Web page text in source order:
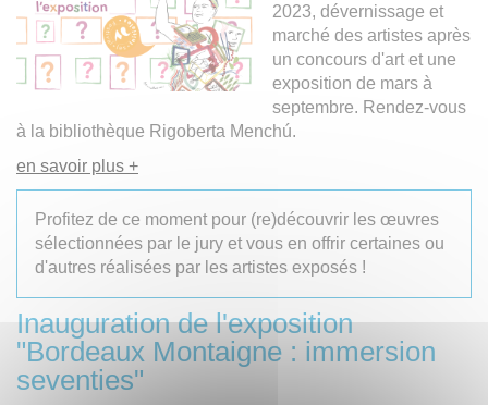
2023, dévernissage et
marché des artistes après
un concours d'art et une
exposition de mars à
septembre. Rendez-vous
à la bibliothèque Rigoberta Menchú.
en savoir plus +
Profitez de ce moment pour (re)découvrir les œuvres
sélectionnées par le jury et vous en offrir certaines ou
d'autres réalisées par les artistes exposés !
Inauguration de l'exposition
"Bordeaux Montaigne : immersion
seventies"